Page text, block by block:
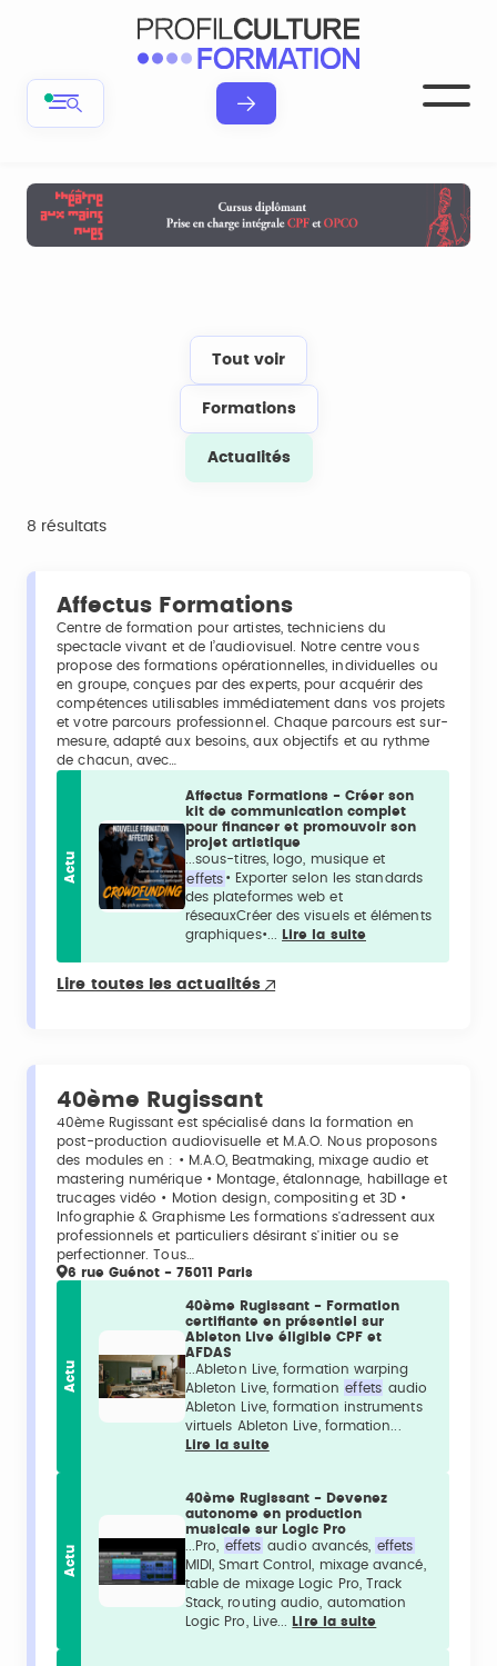
Tout voir
Formations
Actualités
8 résultats
Affectus Formations
Centre de formation pour artistes, techniciens du
spectacle vivant et de l’audiovisuel. Notre centre vous
propose des formations opérationnelles, individuelles ou
en groupe, conçues par des experts, pour acquérir des
compétences utilisables immédiatement dans vos projets
et votre parcours professionnel. Chaque parcours est sur-
mesure, adapté aux besoins, aux objectifs et au rythme
de chacun, avec…
Actu
Affectus Formations - Créer son
kit de communication complet
pour financer et promouvoir son
projet artistique
...sous-titres, logo, musique et
effets • Exporter selon les standards
des plateformes web et
réseauxCréer des visuels et éléments
graphiques•...
Lire la suite
Lire toutes les actualités
40ème Rugissant
40ème Rugissant est spécialisé dans la formation en
post-production audiovisuelle et M.A.O. Nous proposons
des modules en : • M.A.O, Beatmaking, mixage audio et
mastering numérique • Montage, étalonnage, habillage et
trucages vidéo • Motion design, compositing et 3D •
Infographie & Graphisme Les formations s'adressent aux
professionnels et particuliers désirant s'initier ou se
perfectionner. Tous…
6 rue Guénot - 75011 Paris
Actu
40ème Rugissant - Formation
certifiante en présentiel sur
Ableton Live éligible CPF et
AFDAS
...Ableton Live, formation warping
Ableton Live, formation effets audio
Ableton Live, formation instruments
virtuels Ableton Live, formation...
Lire la suite
Actu
40ème Rugissant - Devenez
autonome en production
musicale sur Logic Pro
...Pro,
effets audio avancés,
effets
MIDI, Smart Control, mixage avancé,
table de mixage Logic Pro, Track
Stack, routing audio, automation
Logic Pro, Live...
Lire la suite